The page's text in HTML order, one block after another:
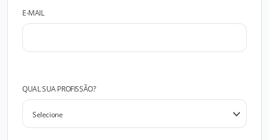
E-MAIL
QUAL SUA PROFISSÃO?